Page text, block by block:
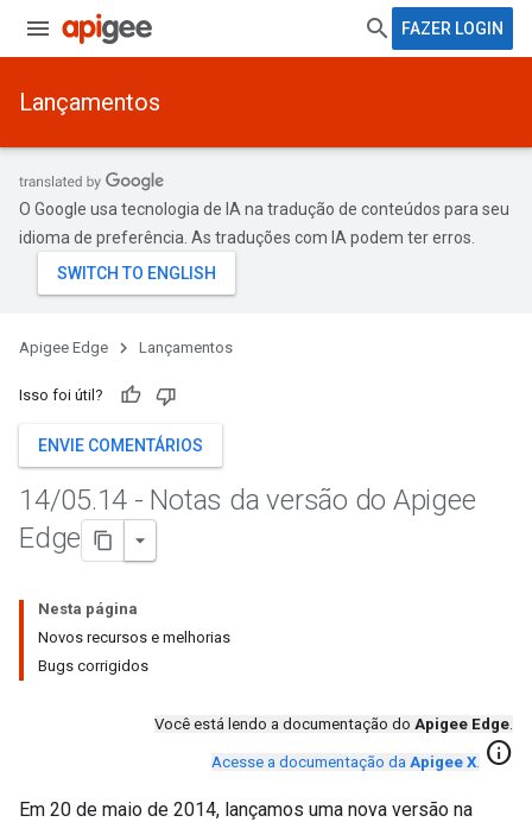
FAZER LOGIN
Lançamentos
O Google usa tecnologia de IA na tradução de conteúdos para seu
idioma de preferência. As traduções com IA podem ter erros.
Apigee Edge Lançamentos
Isso foi útil?
ENVIE COMENTÁRIOS
14/05.14 - Notas da versão do Apigee
Edge
Nesta página
Novos recursos e melhorias
Bugs corrigidos
Você está lendo a documentação do Apigee Edge.
Acesse a documentação da Apigee X. info
Em 20 de maio de 2014, lançamos uma nova versão na